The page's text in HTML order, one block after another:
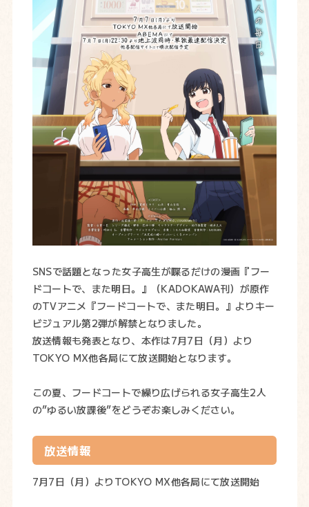
SNSで話題となった女子高生が喋るだけの漫画『フー
ドコートで、また明日。』（KADOKAWA刊）が原作
のTVアニメ『フードコートで、また明日。』よりキー
ビジュアル第2弾が解禁となりました。
放送情報も発表となり、本作は7月7日（月）より
TOKYO MX他各局にて放送開始となります。
この夏、フードコートで繰り広げられる女子高生2人
の”ゆるい放課後”をどうぞお楽しみください。
放送情報
7月7日（月）よりTOKYO MX他各局にて放送開始